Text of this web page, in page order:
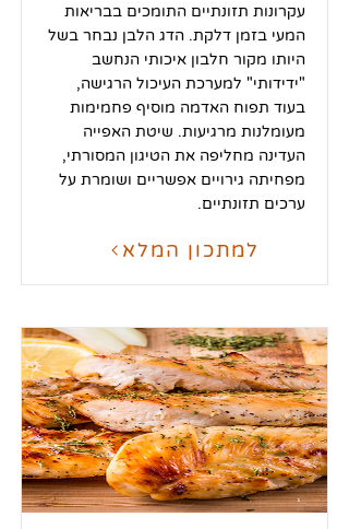
עקרונות תזונתיים התומכים בבריאות
המעי בזמן דלקת. הדג הלבן נבחר בשל
היותו מקור חלבון איכותי הנחשב
"ידידותי" למערכת העיכול הרגישה,
בעוד תפוח האדמה מוסיף פחמימות
מעומלנות מרגיעות. שיטת האפייה
העדינה מחליפה את הטיגון המסורתי,
מפחיתה גירויים אפשריים ושומרת על
ערכים תזונתיים.
למתכון המלא